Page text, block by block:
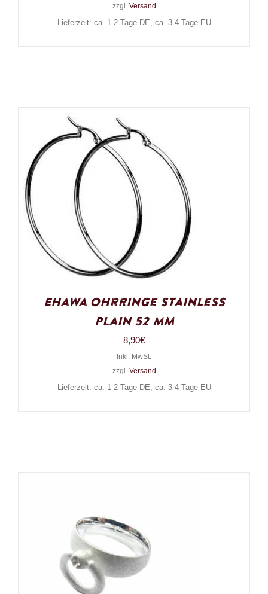
zzgl. Versand
Lieferzeit: ca. 1-2 Tage DE, ca. 3-4 Tage EU
Ehawa Ohrringe Stainless
Plain 52 mm
8,90€
Inkl. MwSt.
zzgl. Versand
Lieferzeit: ca. 1-2 Tage DE, ca. 3-4 Tage EU